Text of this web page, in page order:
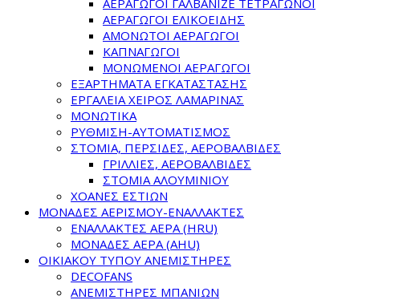
ΑΕΡΑΓΩΓΟΙ ΕΛΙΚΟΕΙΔΗΣ
ΑΜΟΝΩΤΟΙ ΑΕΡΑΓΩΓΟΙ
ΚΑΠΝΑΓΩΓΟΙ
ΜΟΝΩΜΕΝΟΙ ΑΕΡΑΓΩΓΟΙ
ΕΞΑΡΤΗΜΑΤΑ ΕΓΚΑΤΑΣΤΑΣΗΣ
ΕΡΓΑΛΕΙΑ ΧΕΙΡΟΣ ΛΑΜΑΡΙΝΑΣ
ΜΟΝΩΤΙΚΑ
ΡΥΘΜΙΣΗ-ΑΥΤΟΜΑΤΙΣΜΟΣ
ΣΤΟΜΙΑ, ΠΕΡΣΙΔΕΣ, ΑΕΡΟΒΑΛΒΙΔΕΣ
ΓΡΙΛΛΙΕΣ, ΑΕΡΟΒΑΛΒΙΔΕΣ
ΣΤΟΜΙΑ ΑΛΟΥΜΙΝΙΟΥ
ΧΟΑΝΕΣ ΕΣΤΙΩΝ
ΜΟΝΑΔΕΣ ΑΕΡΙΣΜΟΥ-ΕΝΑΛΛΑΚΤΕΣ
ΕΝΑΛΛΑΚΤΕΣ ΑΕΡΑ (HRU)
ΜΟΝΑΔΕΣ ΑΕΡΑ (AHU)
ΟΙΚΙΑΚΟΥ ΤΥΠΟΥ ΑΝΕΜΙΣΤΗΡΕΣ
DECOFANS
ΑΝΕΜΙΣΤΗΡΕΣ ΜΠΑΝΙΩΝ